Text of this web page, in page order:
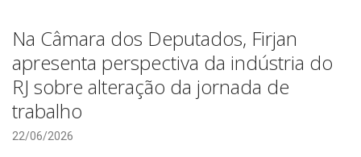
Na Câmara dos Deputados, Firjan
apresenta perspectiva da indústria do
RJ sobre alteração da jornada de
trabalho
22/06/2026